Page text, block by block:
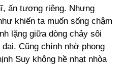
ấn tượng riêng. Nhưng
khiến ta muốn sống chậm
lặng giữa dòng chảy sôi
Cũng chính nhờ phong
Suy không hề nhạt nhòa